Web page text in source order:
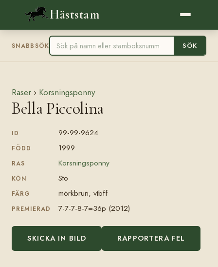
Häststam
SNABBSÖK SÖK
Raser › Korsningsponny
Bella Piccolina
ID 99-99-9624
FÖDD 1999
RAS Korsningsponny
KÖN Sto
FÄRG mörkbrun, vtbff
PREMIERAD 7-7-7-8-7=36p (2012)
SKICKA IN BILD RAPPORTERA FEL